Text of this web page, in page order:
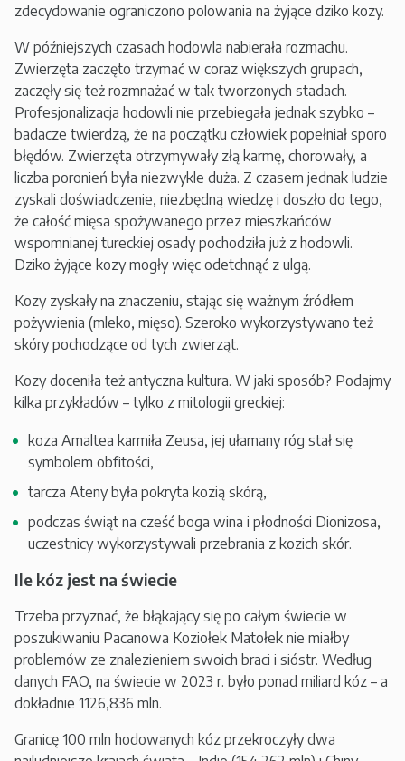
zdecydowanie ograniczono polowania na żyjące dziko kozy.
W późniejszych czasach hodowla nabierała rozmachu.
Zwierzęta zaczęto trzymać w coraz większych grupach,
zaczęły się też rozmnażać w tak tworzonych stadach.
Profesjonalizacja hodowli nie przebiegała jednak szybko –
badacze twierdzą, że na początku człowiek popełniał sporo
błędów. Zwierzęta otrzymywały złą karmę, chorowały, a
liczba poronień była niezwykle duża. Z czasem jednak ludzie
zyskali doświadczenie, niezbędną wiedzę i doszło do tego,
że całość mięsa spożywanego przez mieszkańców
wspomnianej tureckiej osady pochodziła już z hodowli.
Dziko żyjące kozy mogły więc odetchnąć z ulgą.
Kozy zyskały na znaczeniu, stając się ważnym źródłem
pożywienia (mleko, mięso). Szeroko wykorzystywano też
skóry pochodzące od tych zwierząt.
Kozy doceniła też antyczna kultura. W jaki sposób? Podajmy
kilka przykładów – tylko z mitologii greckiej:
koza Amaltea karmiła Zeusa, jej ułamany róg stał się
symbolem obfitości,
tarcza Ateny była pokryta kozią skórą,
podczas świąt na cześć boga wina i płodności Dionizosa,
uczestnicy wykorzystywali przebrania z kozich skór.
Ile kóz jest na świecie
Trzeba przyznać, że błąkający się po całym świecie w
poszukiwaniu Pacanowa Koziołek Matołek nie miałby
problemów ze znalezieniem swoich braci i sióstr. Według
danych FAO, na świecie w 2023 r. było ponad miliard kóz – a
dokładnie 1126,836 mln.
Granicę 100 mln hodowanych kóz przekroczyły dwa